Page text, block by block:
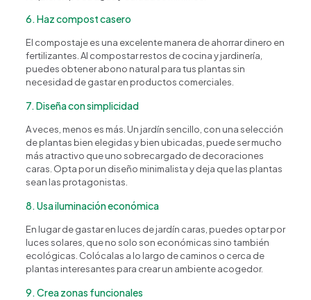
6. Haz compost casero
El compostaje es una excelente manera de ahorrar dinero en
fertilizantes. Al compostar restos de cocina y jardinería,
puedes obtener abono natural para tus plantas sin
necesidad de gastar en productos comerciales.
7. Diseña con simplicidad
A veces, menos es más. Un jardín sencillo, con una selección
de plantas bien elegidas y bien ubicadas, puede ser mucho
más atractivo que uno sobrecargado de decoraciones
caras. Opta por un diseño minimalista y deja que las plantas
sean las protagonistas.
8. Usa iluminación económica
En lugar de gastar en luces de jardín caras, puedes optar por
luces solares, que no solo son económicas sino también
ecológicas. Colócalas a lo largo de caminos o cerca de
plantas interesantes para crear un ambiente acogedor.
9. Crea zonas funcionales